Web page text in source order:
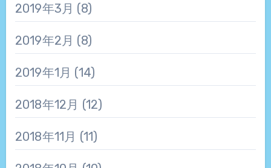
2019年3月 (8)
2019年2月 (8)
2019年1月 (14)
2018年12月 (12)
2018年11月 (11)